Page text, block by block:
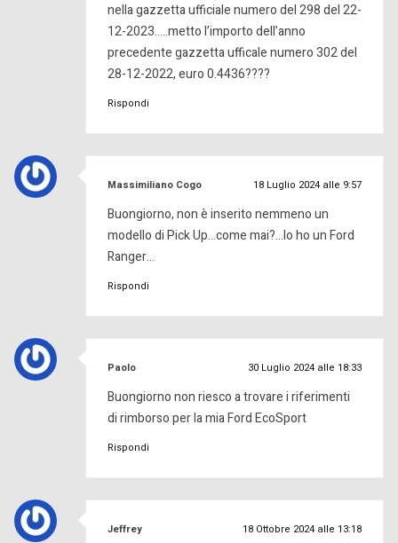
nella gazzetta ufficiale numero del 298 del 22-
12-2023…..metto l’importo dell’anno
precedente gazzetta ufficale numero 302 del
28-12-2022, euro 0.4436????
Rispondi
Massimiliano Cogoha
18 Luglio 2024 alle 9:57
Buongiorno, non è inserito nemmeno un
modello di Pick Up…come mai?…Io ho un Ford
Ranger…
Rispondi
Paoloha
30 Luglio 2024 alle 18:33
Buongiorno non riesco a trovare i riferimenti
di rimborso per la mia Ford EcoSport
Rispondi
Jeffreyha
18 Ottobre 2024 alle 13:18